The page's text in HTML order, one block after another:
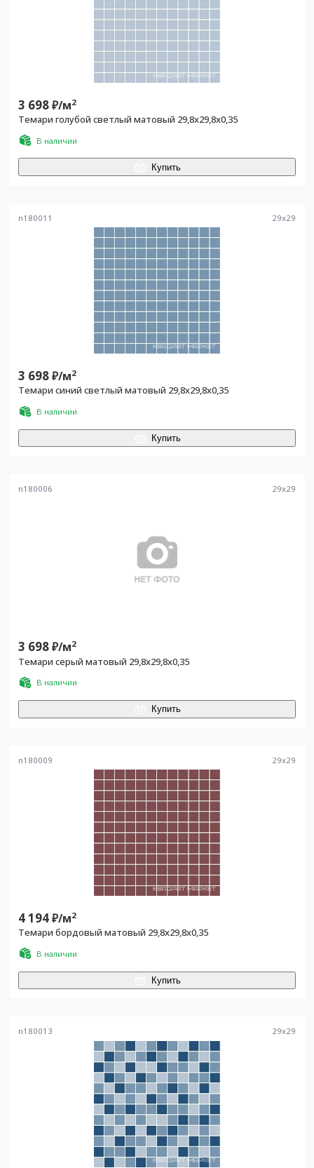
3 698₽/м2
Темари голубой светлый матовый 29,8x29,8x0,35
В наличии
Купить
n180011 29x29
3 698₽/м2
Темари синий светлый матовый 29,8x29,8x0,35
В наличии
Купить
n180006 29x29
3 698₽/м2
Темари серый матовый 29,8x29,8x0,35
В наличии
Купить
n180009 29x29
4 194₽/м2
Темари бордовый матовый 29,8x29,8x0,35
В наличии
Купить
n180013 29x29